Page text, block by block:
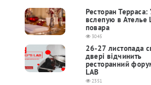
Ресторан
вслепую в
повара
3045
26-27 листопада
двері відчинить
ресторанний
LAB
2351